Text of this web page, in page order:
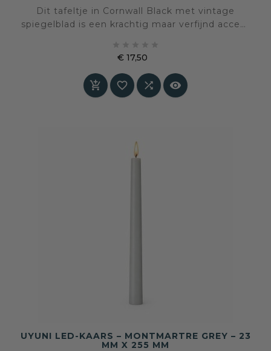
Dit tafeltje in Cornwall Black met vintage
spiegelblad is een krachtig maar verfijnd accent
€ 17,50
   
UYUNI LED-KAARS – MONTMARTRE GREY – 23
MM X 255 MM